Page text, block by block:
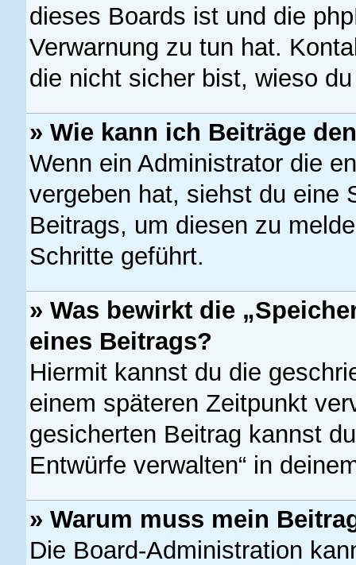
dieses Boards ist und die
Verwarnung zu tun hat.
die nicht sicher bist, wieso
» Wie kann ich Beiträge
Wenn ein Administrator die
vergeben hat, siehst du eine
Beitrags, um diesen zu
Schritte geführt.
» Was bewirkt die
eines Beitrags?
Hiermit kannst du die
einem späteren Zeitpunkt
gesicherten Beitrag kannst
Entwürfe verwalten“ in
» Warum muss mein
Die Board-Administration